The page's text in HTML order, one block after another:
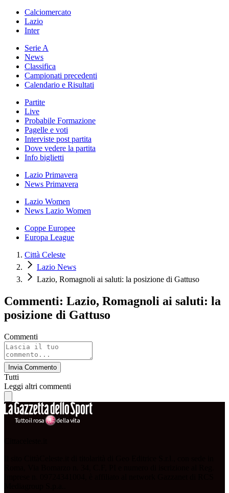
Calciomercato
Lazio
Inter
Serie A
News
Classifica
Campionati precedenti
Calendario e Risultati
Partite
Live
Probabile Formazione
Pagelle e voti
Interviste post partita
Dove vedere la partita
Info biglietti
Lazio Primavera
News Primavera
Lazio Women
News Lazio Women
Coppe Europee
Europa League
Città Celeste
Lazio News
Lazio, Romagnoli ai saluti: la posizione di Gattuso
Commenti: Lazio, Romagnoli ai saluti: la
posizione di Gattuso
Commenti
Invia Commento
Tutti
Leggi altri commenti